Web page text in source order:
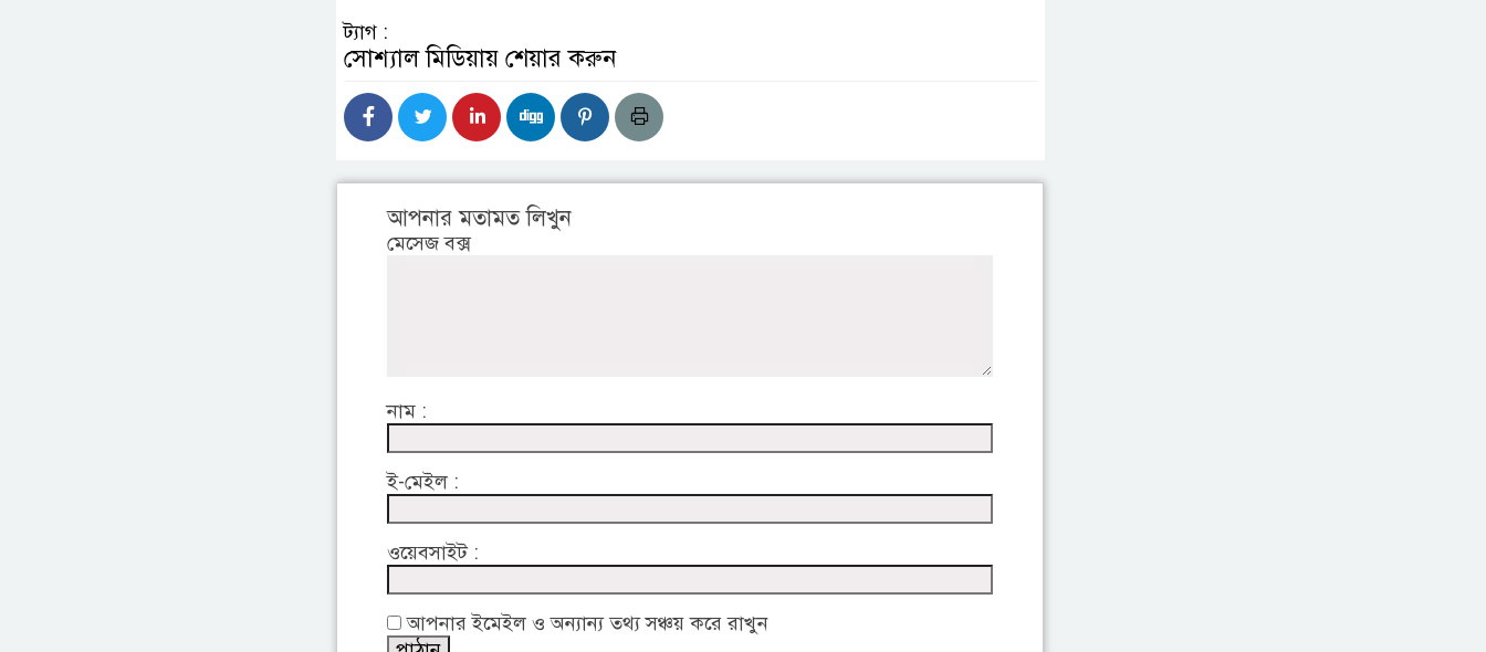
ট্যাগ :
সোশ্যাল মিডিয়ায় শেয়ার করুন
আপনার মতামত লিখুন
মেসেজ বক্স
নাম :
ই-মেইল :
ওয়েবসাইট :
আপনার ইমেইল ও অন্যান্য তথ্য সঞ্চয় করে রাখুন